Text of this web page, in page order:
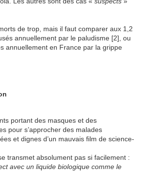
de trop, mais il faut comparer aux 1,2
annuellement par le paludisme [2], ou
annuellement en France par la grippe
portant des masques et des
pour s’approcher des malades
et dignes d’un mauvais film de science-
transmet absolument pas si facilement :
avec un liquide biologique comme le